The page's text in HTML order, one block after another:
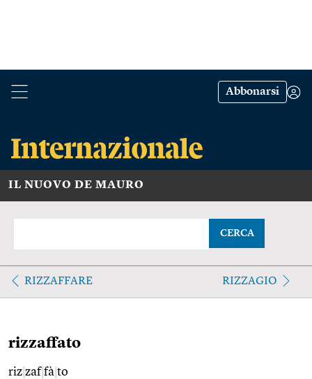
Abbonarsi
IL NUOVO DE MAURO
CERCA
RIZZAFFARE RIZZAGIO
rizzaffato
riz zaf|fà to